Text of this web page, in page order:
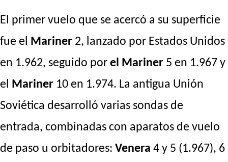
El primer vuelo que se acercó a su superficie
fue el Mariner 2, lanzado por Estados Unidos
en 1.962, seguido por el Mariner 5 en 1.967 y
el Mariner 10 en 1.974. La antigua Unión
Soviética desarrolló varias sondas de
entrada, combinadas con aparatos de vuelo
de paso u orbitadores: Venera 4 y 5 (1.967), 6